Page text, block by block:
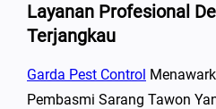
Layanan Profesional
Terjangkau
Garda Pest Control
Pembasmi Sarang Tawon